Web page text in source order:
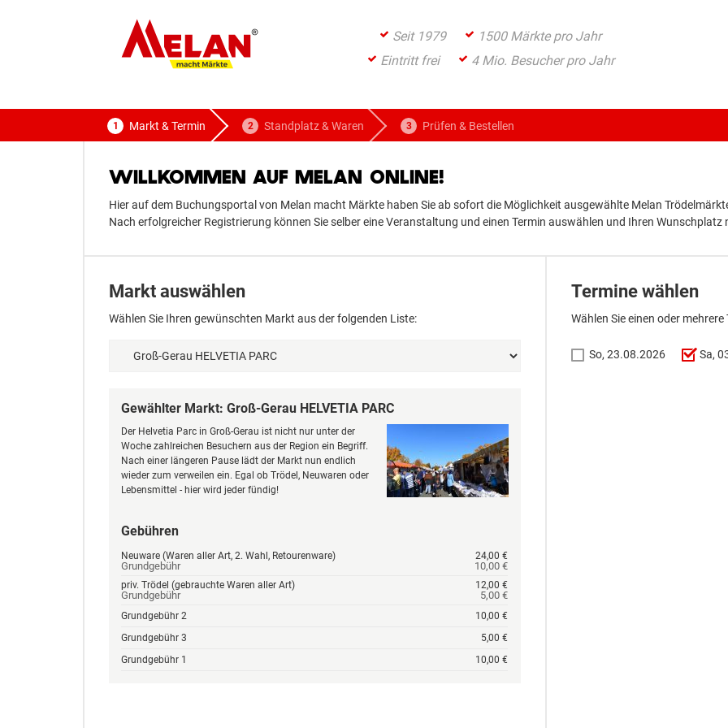
Seit 1979
1500 Märkte pro Jahr
Eintritt frei
4 Mio. Besucher pro Jahr
Markt & Termin Standplatz & Waren Prüfen & Bestellen
WILLKOMMEN AUF MELAN ONLINE!
Hier auf dem Buchungsportal von Melan macht Märkte haben Sie ab sofort die Möglichkeit ausgewählte Melan
Nach erfolgreicher Registrierung können Sie selber eine Veranstaltung und einen Termin auswählen und Ihren
Markt auswählen
Wählen Sie Ihren gewünschten Markt aus der folgenden Liste:
Gewählter Markt: Groß-Gerau HELVETIA PARC
Der Helvetia Parc in Groß-Gerau ist nicht nur unter der
Woche zahlreichen Besuchern aus der Region ein Begriff.
Nach einer längeren Pause lädt der Markt nun endlich
wieder zum verweilen ein. Egal ob Trödel, Neuwaren oder
Lebensmittel - hier wird jeder fündig!
Gebühren
Neuware (Waren aller Art, 2. Wahl, Retourenware) 24,00 €
Grundgebühr 10,00 €
priv. Trödel (gebrauchte Waren aller Art) 12,00 €
Grundgebühr 5,00 €
Grundgebühr 2
10,00 €
Grundgebühr 3
5,00 €
Grundgebühr 1
10,00 €
Termine wählen
Wählen Sie einen oder
So, 23.08.2026 Sa,